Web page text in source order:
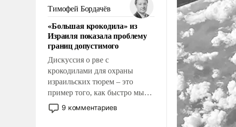
налогоплательщиков и где
Еревану за свои поступки не
нужно отвечать.
Тимофей Бордачёв
«Большая крокодила» из
Израиля показала проблему
границ допустимого
Дискуссия о рве с
крокодилами для охраны
израильских тюрем – это
пример того, как быстро мы
двигаемся по пути
революционных изменений.
9 комментариев